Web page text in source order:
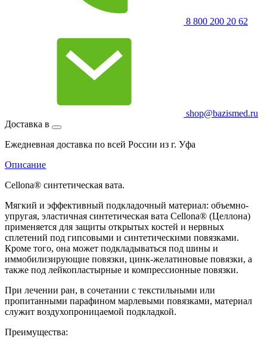
8 800 200 20 62
shop@bazismed.ru
Доставка в
Ежедневная доставка по всей России из г. Уфа
Описание
Cellona® синтетическая вата.
Мягкий и эффективный подкладочный материал: объемно-
упругая, эластичная синтетическая вата Cellona® (Целлона)
применяется для защиты открытых костей и нервных
сплетений под гипсовыми и синтетическими повязками.
Кроме того, она может подкладываться под шины и
иммобилизирующие повязки, цинк-желатиновые повязки, а
также под лейкопластырные и компрессионные повязки.
При лечении ран, в сочетании с текстильными или
пропитанными парафином марлевыми повязками, материал
служит воздухопроницаемой подкладкой.
Преимущества: